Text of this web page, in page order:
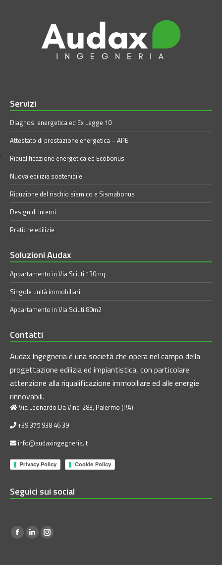
Servizi
Diagnosi energetica ed Ex Legge 10
Attestato di prestazione energetica – APE
Riqualificazione energetica ed Ecobonus
Nuova edilizia sostenibile
Riduzione del rischio sismico e Sismabonus
Design di interni
Pratiche edilizie
Soluzioni Audax
Appartamento in Via Sciuti 130mq
Singole unità immobiliari
Appartamento in Via Sciuti 80m2
Contatti
Audax Ingegneria è una società che opera nel campo della
progettazione edilizia ed impiantistica, con particolare
attenzione alla riqualificazione immobiliare ed alle energie
rinnovabili.
Via Leonardo Da Vinci 283, Palermo (PA)
+39 375 938 46 39
info@audaxingegneria.it
Privacy Policy Cookie Policy
Seguici sui social
Find us on:
Facebook
LinkedinInstagram